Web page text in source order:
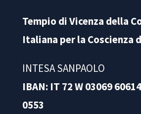
Tempio di Vicenza della
Italiana per la Coscienza
INTESA SANPAOLO
IBAN: IT 72 W 03069
0553